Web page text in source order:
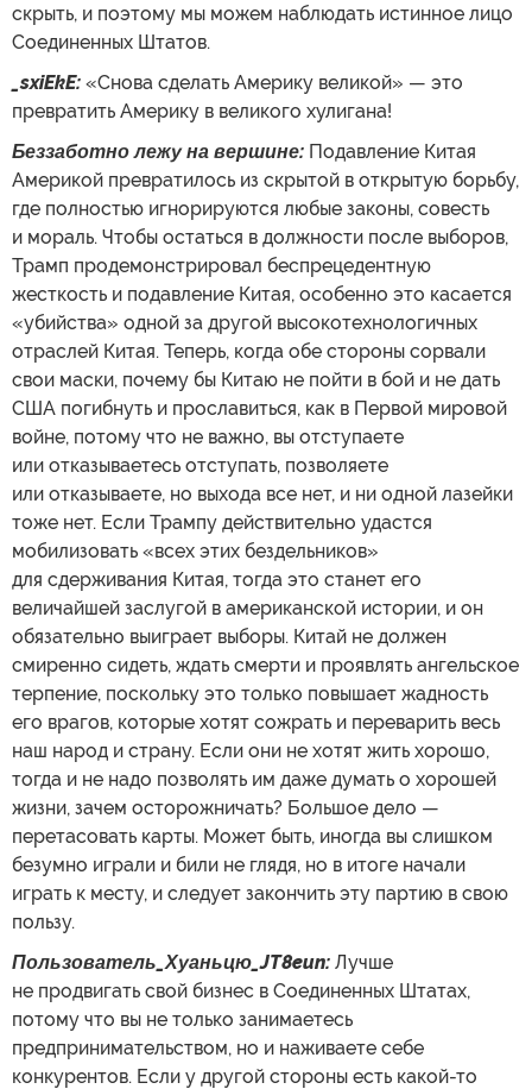
скрыть, и поэтому мы можем наблюдать истинное лицо
Соединенных Штатов.
_sxiEkE: «Снова сделать Америку великой» — это
превратить Америку в великого хулигана!
Беззаботно лежу на вершине: Подавление Китая
Америкой превратилось из скрытой в открытую борьбу,
где полностью игнорируются любые законы, совесть
и мораль. Чтобы остаться в должности после выборов,
Трамп продемонстрировал беспрецедентную
жесткость и подавление Китая, особенно это касается
«убийства» одной за другой высокотехнологичных
отраслей Китая. Теперь, когда обе стороны сорвали
свои маски, почему бы Китаю не пойти в бой и не дать
США погибнуть и прославиться, как в Первой мировой
войне, потому что не важно, вы отступаете
или отказываетесь отступать, позволяете
или отказываете, но выхода все нет, и ни одной лазейки
тоже нет. Если Трампу действительно удастся
мобилизовать «всех этих бездельников»
для сдерживания Китая, тогда это станет его
величайшей заслугой в американской истории, и он
обязательно выиграет выборы. Китай не должен
смиренно сидеть, ждать смерти и проявлять ангельское
терпение, поскольку это только повышает жадность
его врагов, которые хотят сожрать и переварить весь
наш народ и страну. Если они не хотят жить хорошо,
тогда и не надо позволять им даже думать о хорошей
жизни, зачем осторожничать? Большое дело —
перетасовать карты. Может быть, иногда вы слишком
безумно играли и били не глядя, но в итоге начали
играть к месту, и следует закончить эту партию в свою
пользу.
Пользователь_Хуаньцю_JT8eun: Лучше
не продвигать свой бизнес в Соединенных Штатах,
потому что вы не только занимаетесь
предпринимательством, но и наживаете себе
конкурентов. Если у другой стороны есть какой-то